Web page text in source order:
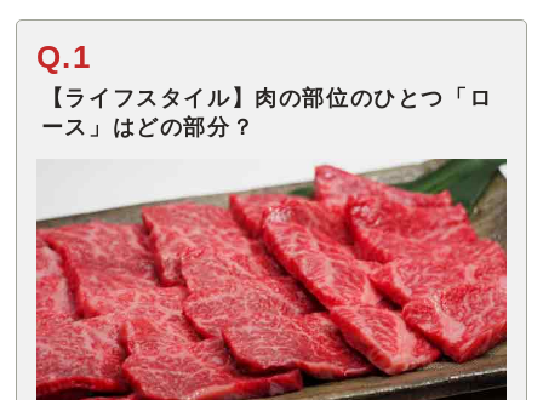
Q.1
【ライフスタイル】肉の部位のひとつ「ロ
ース」はどの部分？